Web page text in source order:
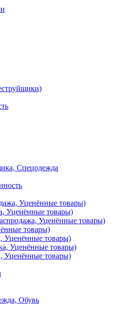
Спецодежда
Уценённые товары)
Уценённые товары)
Уценённые товары)
товары)
Уценённые товары)
Уценённые товары)
Уценённые товары)
Обувь